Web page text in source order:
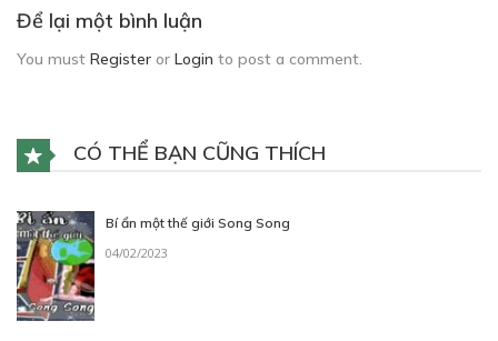
Để lại một bình luận
You must Register or Login to post a comment.
CÓ THỂ BẠN CŨNG THÍCH
Bí ẩn một thế giới Song Song
04/02/2023